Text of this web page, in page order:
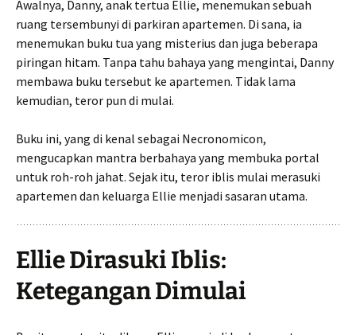
Awalnya, Danny, anak tertua Ellie, menemukan sebuah
ruang tersembunyi di parkiran apartemen. Di sana, ia
menemukan buku tua yang misterius dan juga beberapa
piringan hitam. Tanpa tahu bahaya yang mengintai, Danny
membawa buku tersebut ke apartemen. Tidak lama
kemudian, teror pun di mulai.
Buku ini, yang di kenal sebagai Necronomicon,
mengucapkan mantra berbahaya yang membuka portal
untuk roh-roh jahat. Sejak itu, teror iblis mulai merasuki
apartemen dan keluarga Ellie menjadi sasaran utama.
Ellie Dirasuki Iblis:
Ketegangan Dimulai